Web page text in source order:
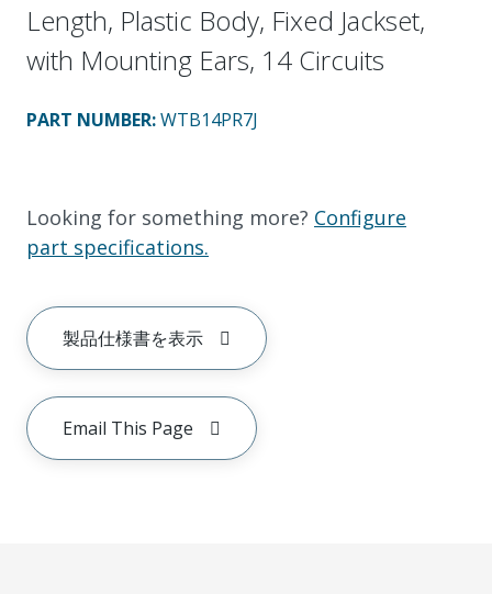
Length, Plastic Body, Fixed Jackset,
with Mounting Ears, 14 Circuits
PART NUMBER:WTB14PR7J
Looking for something more? Configure
part specifications.
製品仕様書を表示
Email This Page